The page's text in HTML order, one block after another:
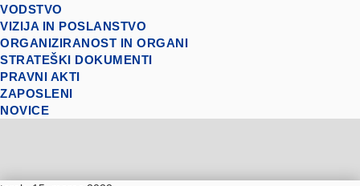
VODSTVO
VIZIJA IN POSLANSTVO
ORGANIZIRANOST IN ORGANI
STRATEŠKI DOKUMENTI
PRAVNI AKTI
ZAPOSLENI
NOVICE